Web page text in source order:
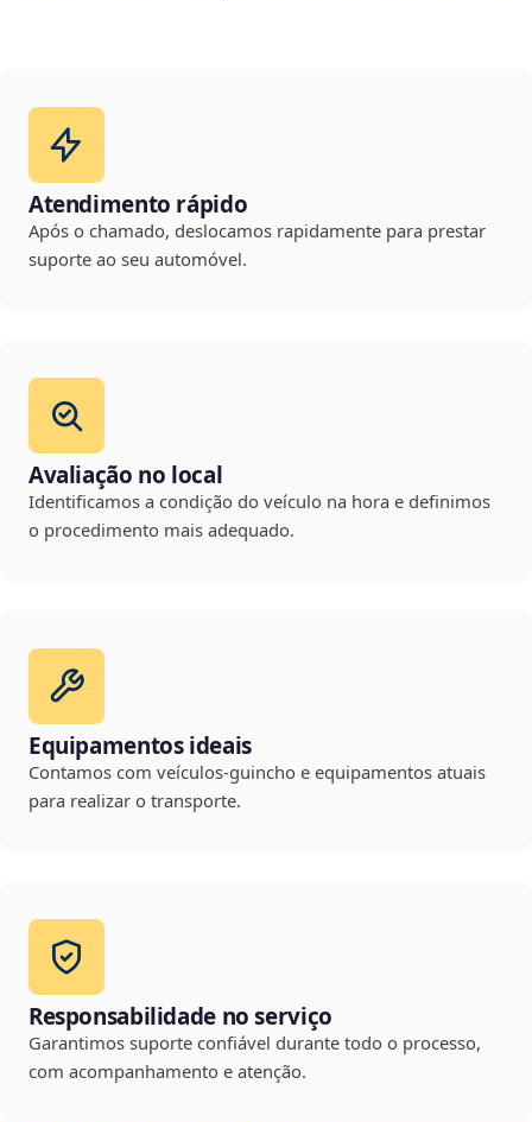
Atendimento rápido
Após o chamado, deslocamos rapidamente para prestar
suporte ao seu automóvel.
Avaliação no local
Identificamos a condição do veículo na hora e definimos
o procedimento mais adequado.
Equipamentos ideais
Contamos com veículos-guincho e equipamentos atuais
para realizar o transporte.
Responsabilidade no serviço
Garantimos suporte confiável durante todo o processo,
com acompanhamento e atenção.